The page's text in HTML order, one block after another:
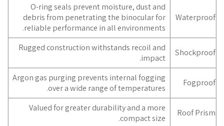
Waterproof
O-ring seals prevent moisture, dust and
debris from penetrating the binocular for
reliable performance in all environments.
Shockproof
Rugged construction withstands recoil and
impact.
Fogproof
Argon gas purging prevents internal fogging
over a wide range of temperatures.
Roof Prism
Valued for greater durability and a more
compact size.